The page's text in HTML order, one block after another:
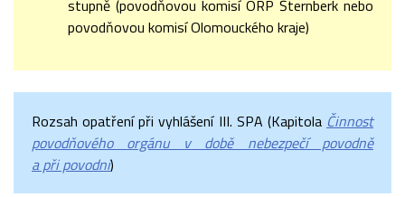
stupně (povodňovou komisí ORP Šternberk nebo
povodňovou komisí Olomouckého kraje)
Rozsah opatření při vyhlášení III. SPA (Kapitola Činnost
povodňového orgánu v době nebezpečí povodně
a při povodni)